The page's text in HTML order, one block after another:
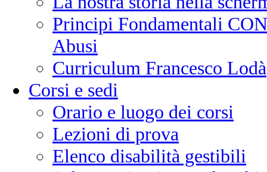
Principi Fondamentali
Abusi
Curriculum Francesco Lodà
Corsi e sedi
Orario e luogo dei corsi
Lezioni di prova
Elenco disabilità gestibili